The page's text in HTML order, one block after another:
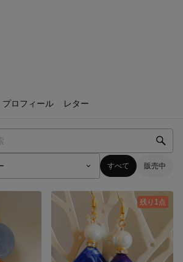
プロフィール レター
すべて 販売中
残り1点